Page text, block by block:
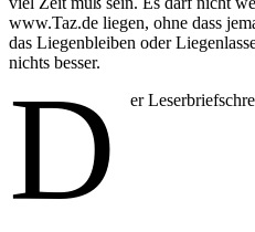
www.Taz.de liegen, ohne dass
das Liegenbleiben oder
nichts besser.
D er